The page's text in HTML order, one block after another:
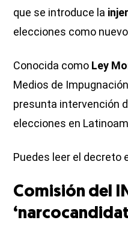
que se introduce la
elecciones como
Conocida como Ley
Medios de
presunta intervención
elecciones en
Puedes leer el decreto
Comisión del